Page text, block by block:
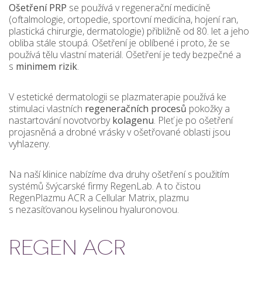
Ošetření PRP se používá v regenerační medicíně
(oftalmologie, ortopedie, sportovní medicína, hojení ran,
plastická chirurgie, dermatologie) přibližně od 80. let a jeho
obliba stále stoupá. Ošetření je oblíbené i proto, že se
používá tělu vlastní materiál. Ošetření je tedy bezpečné a
s minimem rizik.
V estetické dermatologii se plazmaterapie používá ke
stimulaci vlastních regeneračních procesů pokožky a
nastartování novotvorbykolagenu. Pleť je po ošetření
projasněná a drobné vrásky v ošetřované oblasti jsou
vyhlazeny.
Na naší klinice nabízíme dva druhy ošetření s použitím
systémů švýcarské firmy RegenLab. A to čistou
RegenPlazmu ACR a Cellular Matrix, plazmu
s nezasíťovanou kyselinou hyaluronovou.
REGEN ACR